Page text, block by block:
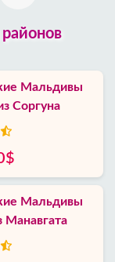
Мальдивы
Соргуна
Мальдивы
Манавгата